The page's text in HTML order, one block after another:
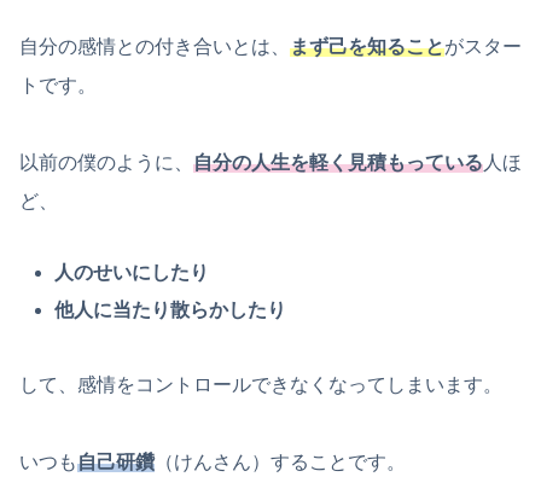
自分の感情との付き合いとは、 まず己を知ることがスター
トです。
以前の僕のように、 自分の人生を軽く見積もっている 人ほ
ど、
人のせいにしたり
他人に当たり散らかしたり
して、感情をコントロールできなくなってしまいます。
いつも自己研鑽（けんさん）することです。